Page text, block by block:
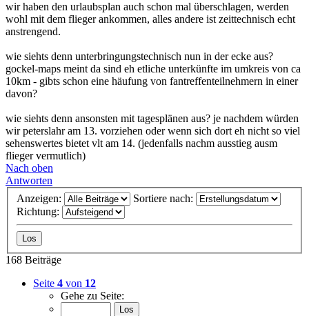
wir haben den urlaubsplan auch schon mal überschlagen, werden
wohl mit dem flieger ankommen, alles andere ist zeittechnisch echt
anstrengend.
wie siehts denn unterbringungstechnisch nun in der ecke aus?
gockel-maps meint da sind eh etliche unterkünfte im umkreis von ca
10km - gibts schon eine häufung von fantreffenteilnehmern in einer
davon?
wie siehts denn ansonsten mit tagesplänen aus? je nachdem würden
wir peterslahr am 13. vorziehen oder wenn sich dort eh nicht so viel
sehenswertes bietet vlt am 14. (jedenfalls nachm ausstieg ausm
flieger vermutlich)
Nach oben
Antworten
Anzeigen:
Sortiere nach:
Richtung:
168 Beiträge
Seite 4 von 12
Gehe zu Seite: